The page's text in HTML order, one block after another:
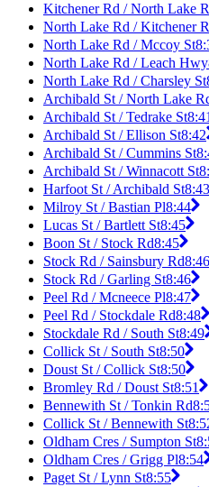
Kitchener Rd / North Lake
North Lake Rd / Kitchener
North Lake Rd / Mccoy St
North Lake Rd / Leach Hwy
North Lake Rd / Charsley St
Archibald St / North Lake
Archibald St / Tedrake St8:41
Archibald St / Ellison St8:42
Archibald St / Cummins St
Archibald St / Winnacott St
Harfoot St / Archibald St8:43
Milroy St / Bastian Pl8:44
Lucas St / Bartlett St8:45
Boon St / Stock Rd8:45
Stock Rd / Sainsbury Rd8:46
Stock Rd / Garling St8:46
Peel Rd / Mcneece Pl8:47
Peel Rd / Stockdale Rd8:48
Stockdale Rd / South St8:49
Collick St / South St8:50
Doust St / Collick St8:50
Bromley Rd / Doust St8:51
Bennewith St / Tonkin Rd
Collick St / Bennewith St
Oldham Cres / Sumpton St
Oldham Cres / Grigg Pl8:54
Paget St / Lynn St8:55